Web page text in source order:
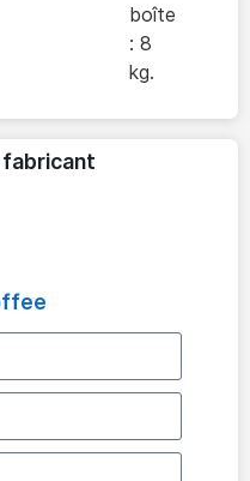
boîte
: 8
kg.